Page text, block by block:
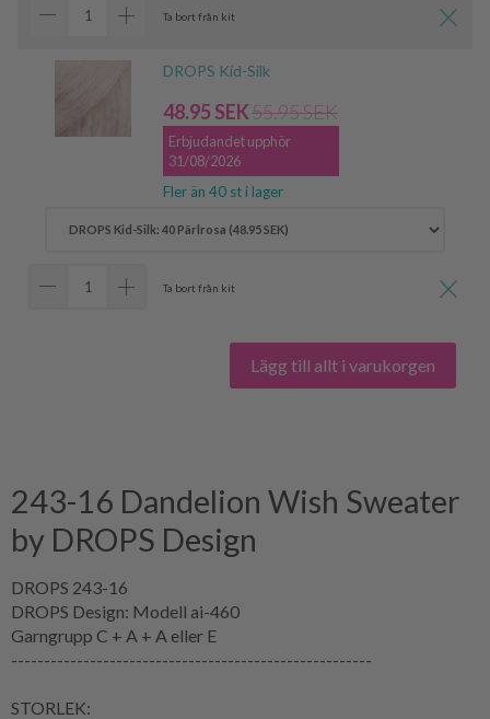
Ta bort från kit
DROPS Kid-Silk
48.95 SEK55.95 SEK
Erbjudandet upphör
31/08/2026
Fler än 40 st i lager
Ta bort från kit
Lägg till allt i varukorgen
243-16 Dandelion Wish Sweater
by DROPS Design
DROPS 243-16
DROPS Design: Modell ai-460
Garngrupp C + A + A eller E
-------------------------------------------------------
STORLEK: